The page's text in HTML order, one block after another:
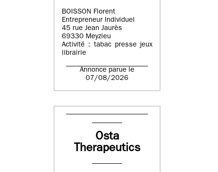
BOISSON Florent
Entrepreneur Individuel
45 rue Jean Jaurès
69330 Meyzieu
Activité : tabac presse jeux
librairie
Annonce parue le
07/08/2026
Osta
Therapeutics